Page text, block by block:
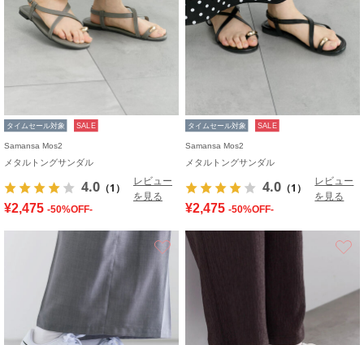
タイムセール対象 SALE
Samansa Mos2
メタルトングサンダル
4.0 （1）
レビュー
を見る
¥2,475 -50%OFF-
タイムセール対象 SALE
Samansa Mos2
メタルトングサンダル
4.0 （1）
レビュー
を見る
¥2,475 -50%OFF-
お気に入り